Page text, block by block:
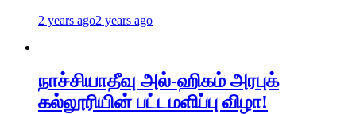
2 years ago2 years ago
நாச்சியாதீவு அல்-ஹிகம் அரபுக்
கல்லூரியின் பட்டமளிப்பு விழா!